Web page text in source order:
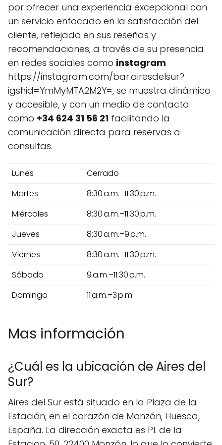
por ofrecer una experiencia excepcional con
un servicio enfocado en la satisfacción del
cliente, reflejado en sus reseñas y
recomendaciones; a través de su presencia
en redes sociales como instagram
https://instagram.com/bar.airesdelsur?
igshid=YmMyMTA2M2Y=, se muestra dinámico
y accesible, y con un medio de contacto
como +34 624 31 56 21 facilitando la
comunicación directa para reservas o
consultas.
Lunes
Cerrado
Martes
8:30 a.m.–11:30 p.m.
Miércoles
8:30 a.m.–11:30 p.m.
Jueves
8:30 a.m.–9 p.m.
Viernes
8:30 a.m.–11:30 p.m.
Sábado
9 a.m.–11:30 p.m.
Domingo
11 a.m.–3 p.m.
Mas información
¿Cuál es la ubicación de Aires del
Sur?
Aires del Sur está situado en la Plaza de la
Estación, en el corazón de Monzón, Huesca,
España. La dirección exacta es Pl. de la